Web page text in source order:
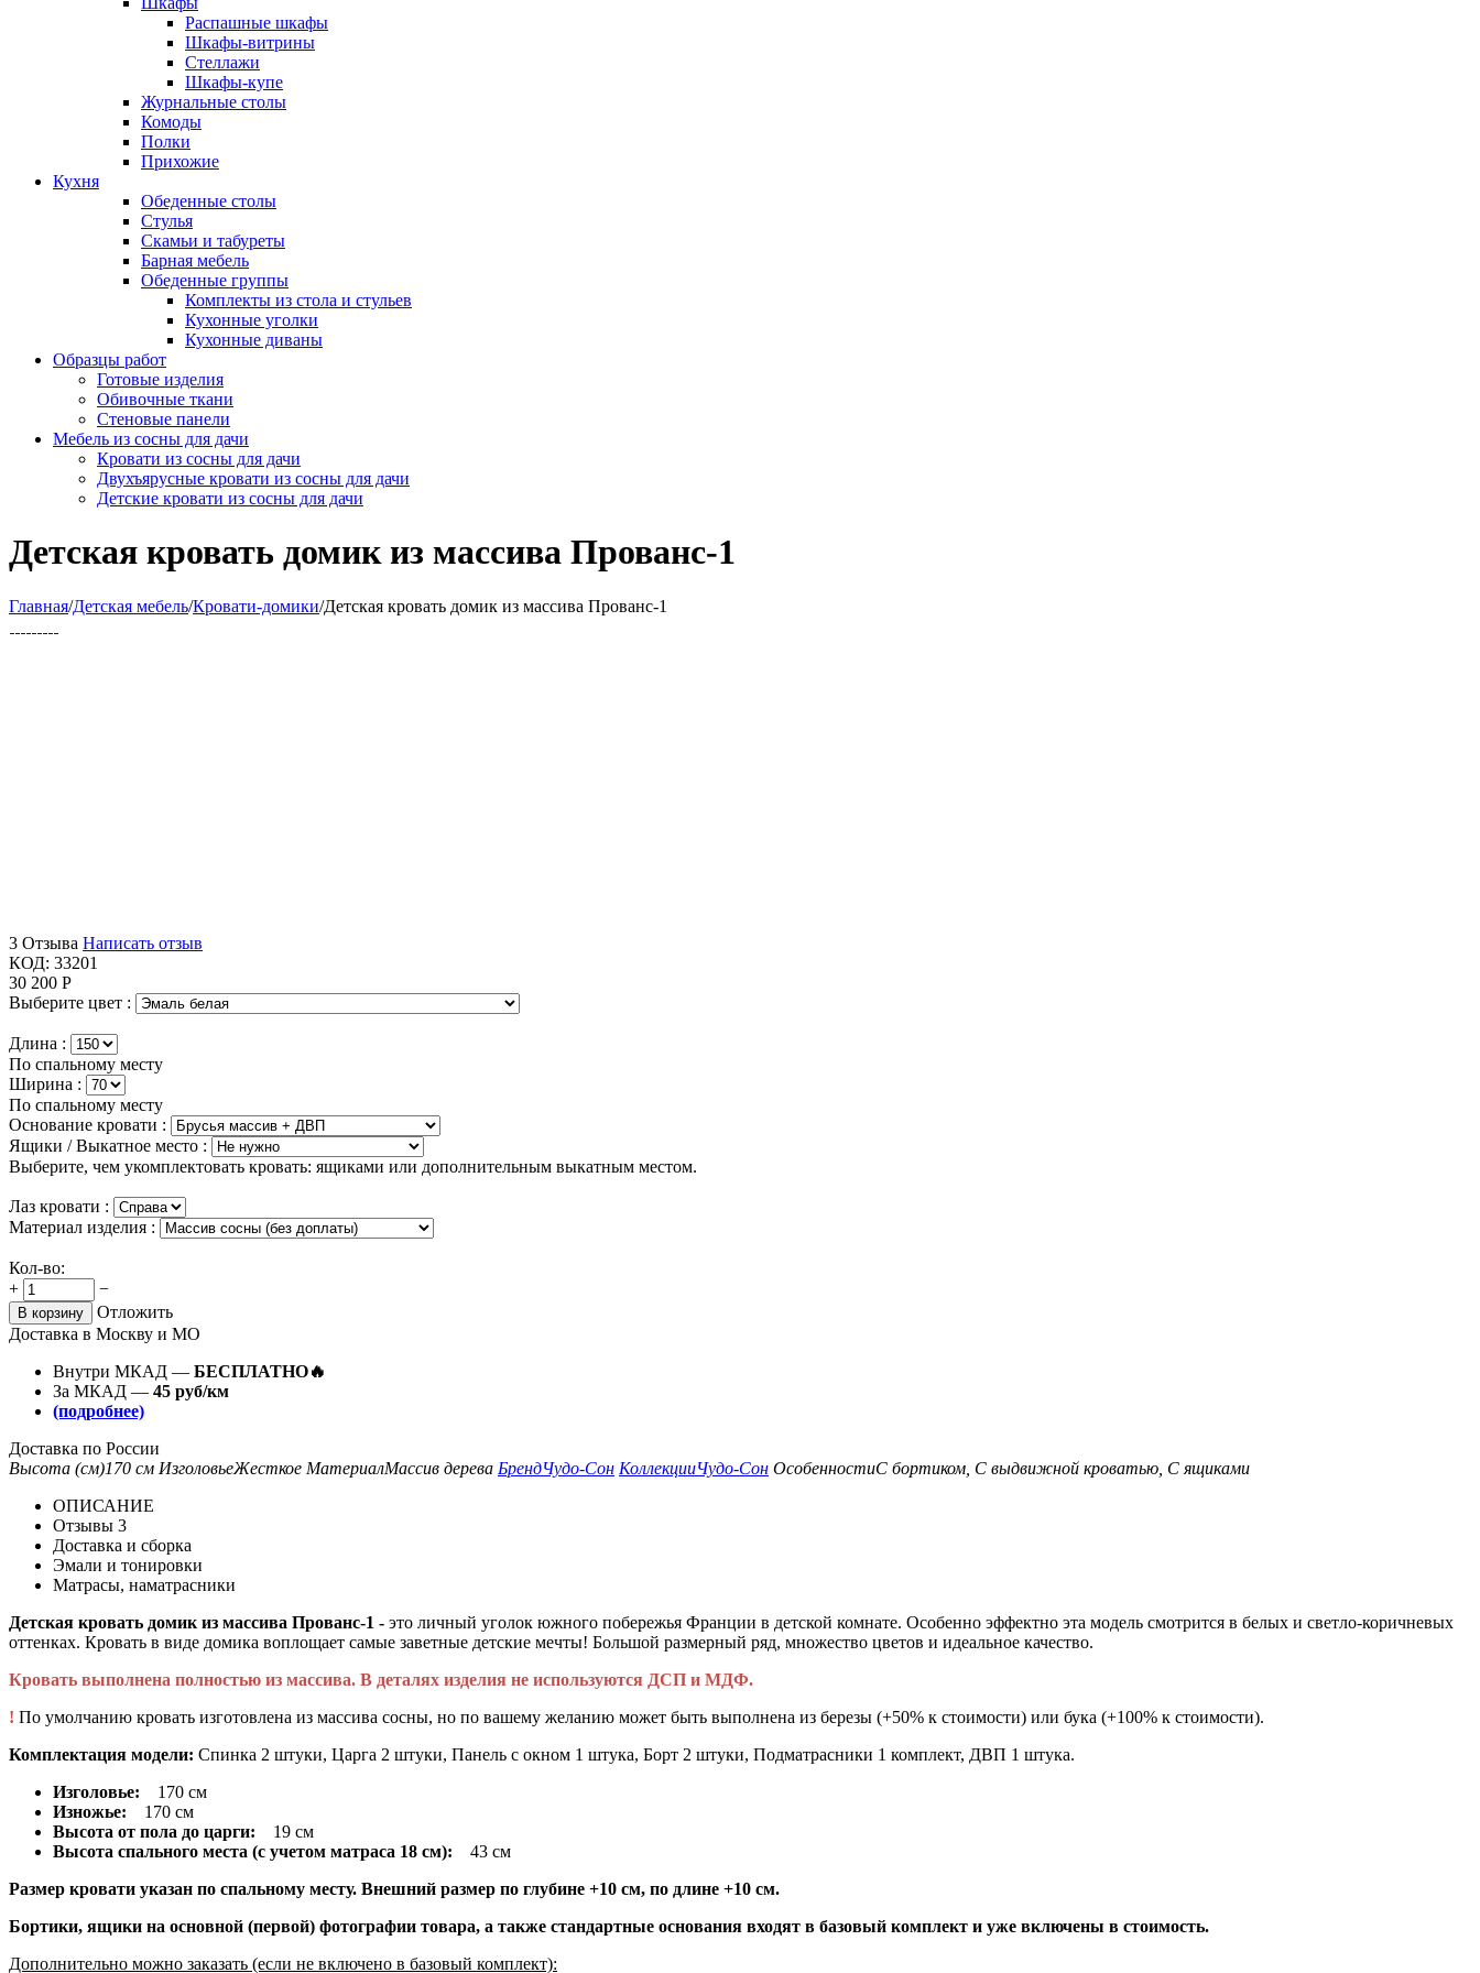
Распашные шкафы
Шкафы-витрины
Стеллажи
Шкафы-купе
Журнальные столы
Комоды
Полки
Прихожие
Кухня
Обеденные столы
Стулья
Скамьи и табуреты
Барная мебель
Обеденные группы
Комплекты из стола и стульев
Кухонные уголки
Кухонные диваны
Образцы работ
Готовые изделия
Обивочные ткани
Стеновые панели
Мебель из сосны для дачи
Кровати из сосны для дачи
Двухъярусные кровати из сосны для дачи
Детские кровати из сосны для дачи
Детская кровать домик из массива Прованс-1
Главная/Детская мебель/Кровати-домики/Детская кровать домик из массива Прованс-1
3 Отзыва Написать отзыв
КОД: 33201
30 200 Р
Выберите цвет :
Длина :
По спальному месту
Ширина :
По спальному месту
Основание кровати :
Ящики / Выкатное место :
Выберите, чем укомплектовать кровать: ящиками или дополнительным выкатным местом.
Лаз кровати :
Материал изделия :
Кол-во:
+
−
В корзину
Отложить
Доставка в Москву и МО
Внутри МКАД — БЕСПЛАТНО🔥
За МКАД — 45 руб/км
(подробнее)
Доставка по России
Высота (см)170 см ИзголовьеЖесткое МатериалМассив дерева БрендЧудо-Сон КоллекцииЧудо-Сон ОсобенностиС бортиком, С выдвижной кроватью, С ящиками
ОПИСАНИЕ
Отзывы 3
Доставка и сборка
Эмали и тонировки
Матрасы, наматрасники
Детская кровать домик из массива Прованс-1 - это личный уголок южного побережья Франции в детской комнате. Особенно эффектно эта модель смотрится в белых и светло-коричневых
оттенках. Кровать в виде домика воплощает самые заветные детские мечты! Большой размерный ряд, множество цветов и идеальное качество.
Кровать выполнена полностью из массива. В деталях изделия не используются ДСП и МДФ.
! По умолчанию кровать изготовлена из массива сосны, но по вашему желанию может быть выполнена из березы (+50% к стоимости) или бука (+100% к стоимости).
Комплектация модели: Спинка 2 штуки, Царга 2 штуки, Панель с окном 1 штука, Борт 2 штуки, Подматрасники 1 комплект, ДВП 1 штука.
Изголовье:
170 см
Изножье: 170 см
Высота от пола до царги: 19 см
Высота спального места (с учетом матраса 18 см): 43 см
Размер кровати указан по спальному месту. Внешний размер по глубине +10 см, по длине +10 см.
Бортики, ящики на основной (первой) фотографии товара, а также стандартные основания входят в базовый комплект и уже включены в стоимость.
Дополнительно можно заказать (если не включено в базовый комплект):